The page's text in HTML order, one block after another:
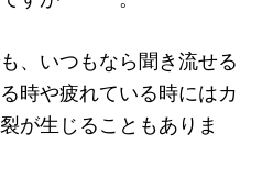
、いつもなら聞き流せる
時や疲れている時にはカ
が生じることもありま